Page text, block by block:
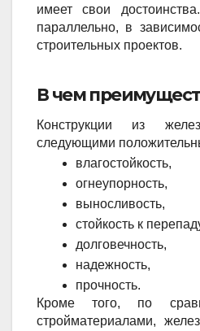
имеет свои
параллельно, в
строительных проектов.
В чем
Конструкции из
следующими
влагостойкость,
огнеупорность,
выносливость,
стойкость к
долговечность,
надежность,
прочность.
Кроме того, по
стройматериалами,